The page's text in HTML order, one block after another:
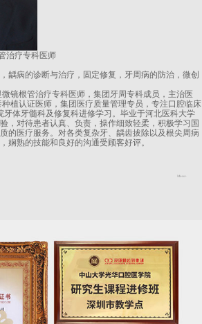
治疗专科医师
龋病的诊断与治疗，固定修复，牙周病的防治，微创
镜根管治疗专科医师，集团牙周专科成员，主治医
植认证医师，集团医疗质量管理专员，专注口腔临床
牙体牙髓科及修复科进修学习。毕业于河北医科大学
，对待患者认真、负责，操作细致轻柔，积极学习国
的医疗服务。对各类复杂牙、龋齿拔除以及根尖周病
娴熟的技能和良好的沟通受顾客好评。
More+